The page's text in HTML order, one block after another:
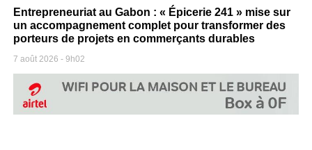
Entrepreneuriat au Gabon : « Épicerie 241 » mise sur
un accompagnement complet pour transformer des
porteurs de projets en commerçants durables
7 août 2026 9h02